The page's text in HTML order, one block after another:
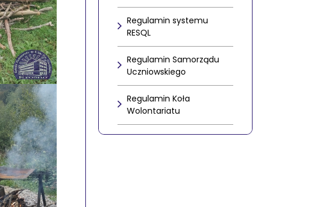
Regulamin systemu
RESQL
Regulamin Samorządu
Uczniowskiego
Regulamin Koła
Wolontariatu